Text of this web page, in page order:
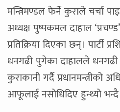
मन्त्रिमण्डल फेर्ने कुराले चर्चा
अध्यक्ष पुष्पकमल दाहाल
प्रतिक्रिया दिएका छन्। पार्टी
धनगढी पुगेका दाहालले धनगढी
कुराकानी गर्दै प्रधानमन्त्रीको
आफूलाई नसोधिदिए हुन्थ्यो